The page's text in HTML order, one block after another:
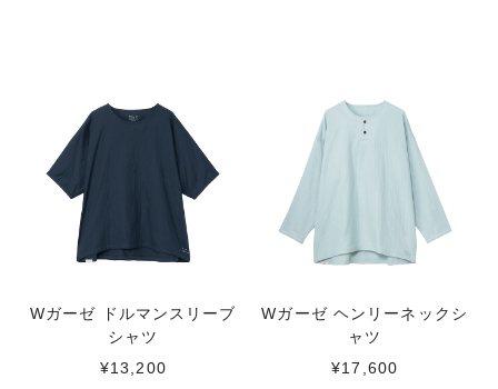
Wガーゼ ドルマンスリーブ
シャツ
¥13,200
Wガーゼ ヘンリーネックシ
ャツ
¥17,600